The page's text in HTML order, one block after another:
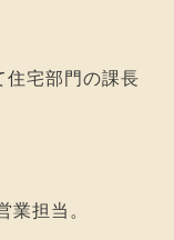
宅部門の課長
担当。